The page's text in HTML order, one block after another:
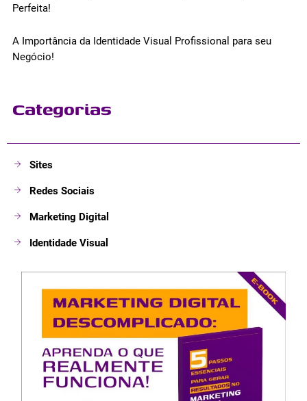
Perfeita!
A Importância da Identidade Visual Profissional para seu
Negócio!
Categorias
Sites
Redes Sociais
Marketing Digital
Identidade Visual